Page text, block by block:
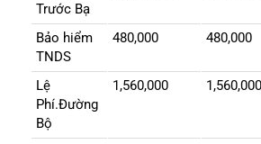
Trước Bạ
Bảo hiểm
TNDS
480,000 480,000
Lệ
Phí.Đường
Bộ
1,560,000 1,560,000